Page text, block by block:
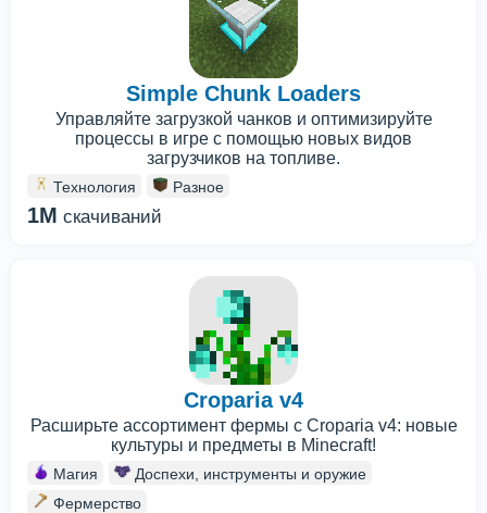
Simple Chunk Loaders
Управляйте загрузкой чанков и оптимизируйте
процессы в игре с помощью новых видов
загрузчиков на топливе.
Технология Разное
1M скачиваний
Croparia v4
Расширьте ассортимент фермы с Croparia v4: новые
культуры и предметы в Minecraft!
Магия
Доспехи, инструменты и оружие
Фермерство